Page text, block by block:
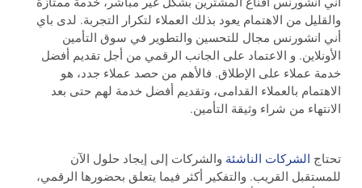
أني انشورنس اقناع المشترين بشكل غير مباشر، خدمة ممتازة
والقليل من الاهتمام يعود بذلك العملاء لتكرار التجربة. لدى باي
أني انشورنس مجال للتحسين والتطوير في سوق التأمين
الأونلاين. و الاعتماد على الجانب الرقمي من أجل تقديم أفضل
خدمة عملاء على الإطلاق. فالأهم من حصد عملاء جدد، هو
الاهتمام بالعملاء القدامى، وتقديم أفضل خدمة لهم حتى بعد
الانتهاء من شراء وثيقة التأمين.
تحتاج الشركات الناشئة والشركات إلى إيجاد حلول الآن
للمستقبل القريب. والتفكير أكثر فيما يتعلق بحضورها الرقمي،